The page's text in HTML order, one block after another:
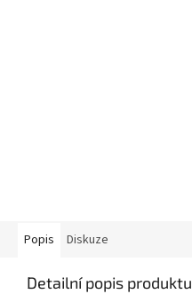
Popis Diskuze
Detailní popis produktu